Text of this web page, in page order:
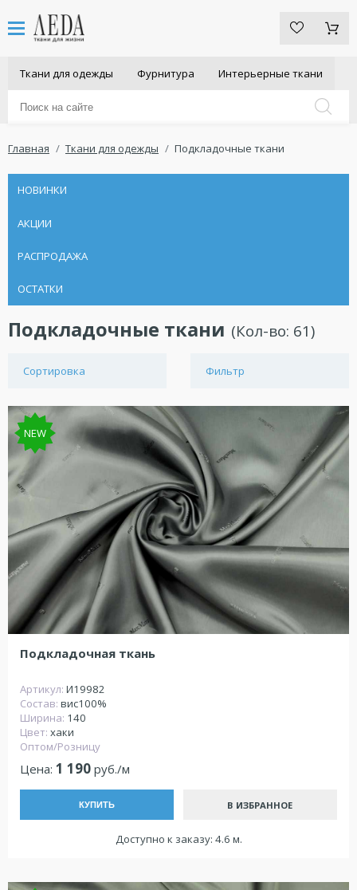
Ткани для одежды Фурнитура Интерьерные ткани
Главная Ткани для одежды Подкладочные ткани
НОВИНКИ
АКЦИИ
РАСПРОДАЖА
ОСТАТКИ
Подкладочные ткани (Кол-во: 61)
Сортировка Фильтр
NEW
Подкладочная ткань
Артикул: И19982
Состав: вис100%
Ширина: 140
Цвет: хаки
Оптом/Розницу
Цена: 1 190 руб./м
КУПИТЬ В ИЗБРАННОЕ
Доступно к заказу: 4.6 м.